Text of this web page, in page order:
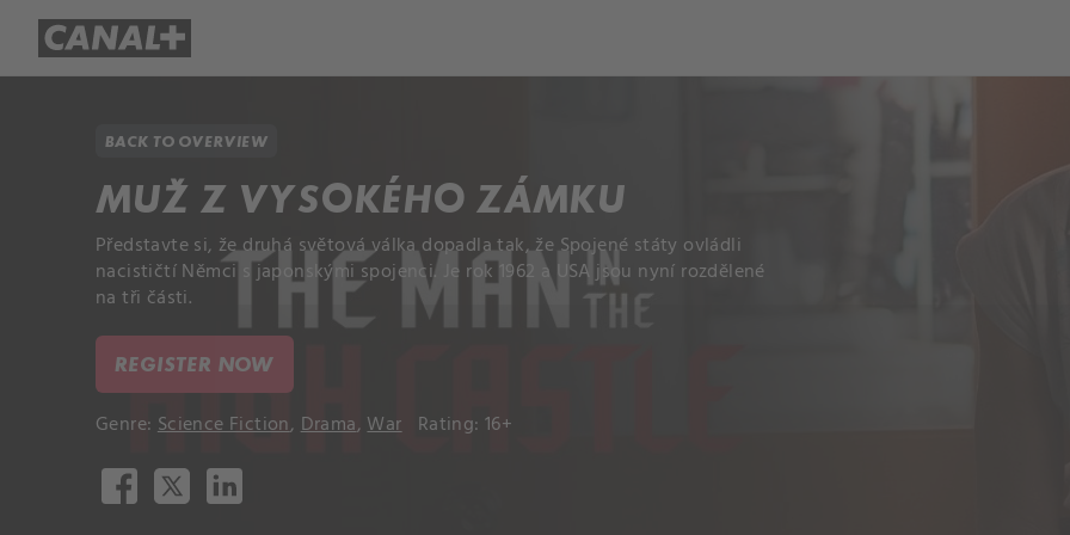
BACK TO OVERVIEW
MUŽ Z VYSOKÉHO ZÁMKU
Představte si, že druhá světová válka dopadla tak, že Spojené státy ovládli
nacističtí Němci s japonskými spojenci. Je rok 1962 a USA jsou nyní rozdělené
na tři části.
REGISTER NOW
Genre: Science Fiction, Drama,War Rating: 16+